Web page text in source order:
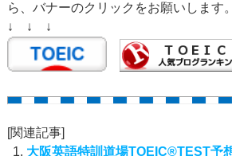
ら、バナーのクリックをお願いします。
↓ ↓ ↓
[関連記事]
大阪英語特訓道場TOEIC®TEST予